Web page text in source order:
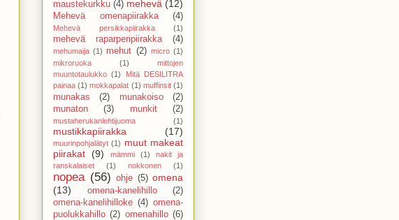
maustekurkku (4) mehevä (12)
Mehevä omenapiirakka (4)
Mehevä persikkapiirakka (1)
mehevä raparperipiirakka (4)
mehumaija (1) mehut (2) micro (1)
mikroruoka
(1)
mittojen
muuntotaulukko (1)
Mitä DESILITRA
painaa (1) mokkapalat (1) muffinsit (1)
munakas (2) munakoiso
(2)
munaton
(3) munkit (2)
mustaherukanlehtijuoma (1)
mustikkapiirakka (17)
muurinpohjalätyt (1) muut makeat
piirakat
(9) mämmi (1)
nakit ja
ranskalaiset
(1) nokkonen (1)
nopea (56) ohje (5) omena
(13)
omena-kanelihillo
(2)
omena-kanelihilloke (4) omena-
puolukkahillo (2) omenahillo (6)